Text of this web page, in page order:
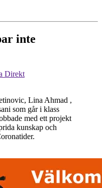
inte
Direkt
Lina Ahmad ,
som går i klass
med ett projekt
kunskap och